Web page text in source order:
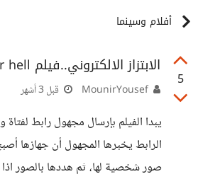
أفلام وسينما
5
الابتزاز الالكتروني..فيلم cyber hell
قبل 3 أشهر
يبدا الفيلم بإرسال مجهول رابط
الرابط يخبرها المجهول أن جهازها
صور شخصية لها، ثم هددها بالصور